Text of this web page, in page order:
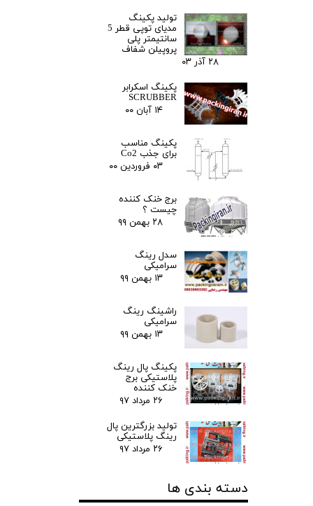
تولید پکینگ
مدیای توپی قطر 5
سانتیمتر پلی
پروپیلن شفاف
۲۸ آذر ۰۳
پکینگ اسکرابر
SCRUBBER
۱۴ آبان ۰۰
پکینگ مناسب
برای جذب Co2
۰۳ فروردین ۰۰
برج خنک کننده
چیست ؟
۲۸ بهمن ۹۹
سدل رینگ
سرامیکی
۱۳ بهمن ۹۹
راشینگ رینگ
سرامیکی
۱۳ بهمن ۹۹
پکینگ پال رینگ
پلاستیکی برج
خنک کننده
۲۶ مرداد ۹۷
تولید بزرگترین پال
رینگ پلاستیکی
۲۶ مرداد ۹۷
دسته بندی ها